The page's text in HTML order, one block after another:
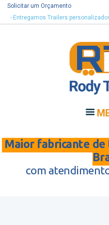
Solicitar um Orçamento
- Entregamos Trailers
Maior fabricante
com